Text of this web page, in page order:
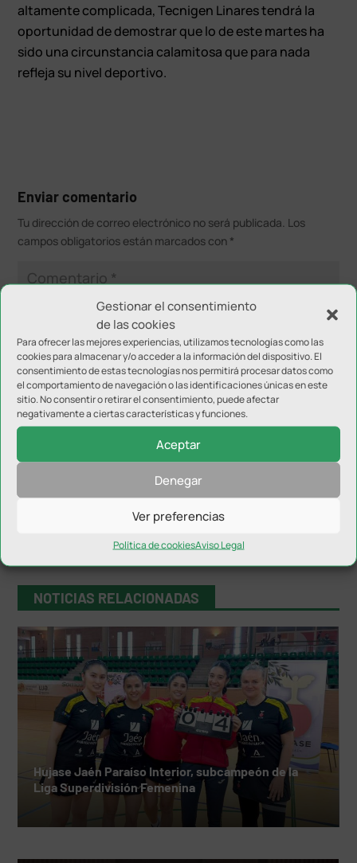
Gestionar el consentimiento
de las cookies
Para ofrecer las mejores experiencias, utilizamos tecnologías como las
cookies para almacenar y/o acceder a la información del dispositivo. El
consentimiento de estas tecnologías nos permitirá procesar datos como
el comportamiento de navegación o las identificaciones únicas en este
sitio. No consentir o retirar el consentimiento, puede afectar
negativamente a ciertas características y funciones.
Aceptar
Denegar
Ver preferencias
Política de cookiesAviso Legal
altamente complicada, Tecnigen Linares tendrá la
oportunidad de demostrar que lo de este martes ha
sido una circunstancia calamitosa que para nada
refleja su nivel deportivo.
Enviar comentario
Tu dirección de correo electrónico no será publicada. Los
campos obligatorios están marcados con *
NOTICIAS RELACIONADAS
Hujase Jaén Paraíso Interior, subcampeón de la
Liga Superdivisión Femenina